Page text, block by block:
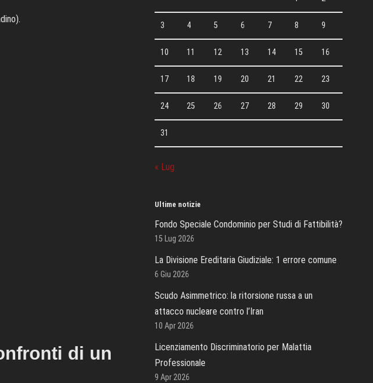
di un
3 4 5 6 7 8 9
10 11 12 13 14 15 16
17 18 19 20 21 22 23
24 25 26 27 28 29 30
31
« Lug
Ultime notizie
Fondo Speciale Condominio per Studi di Fattibilità?
15 Lug 2026
La Divisione Ereditaria Giudiziale: 1 errore comune
6 Giu 2026
Scudo Asimmetrico: la ritorsione russa a un
attacco nucleare contro l’Iran
10 Apr 2026
Licenziamento Discriminatorio per Malattia
Professionale
9 Apr 2026